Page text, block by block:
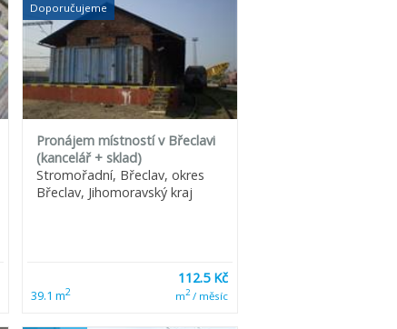
Doporučujeme
Pronájem místností v Břeclavi
(kancelář + sklad)
Stromořadní, Břeclav, okres
Břeclav, Jihomoravský kraj
39.1 m2
112.5 Kč
m2/ měsíc